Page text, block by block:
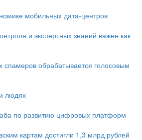
мобильных дата-центров
и экспертных знаний важен как
обрабатывается голосовым
людях
по развитию цифровых платформ
картам достигли 1,3 млрд рублей